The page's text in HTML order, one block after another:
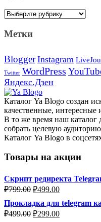
Рубрики
Метки
Blogger Instagram
Twitter WordPress
Яндекс.Дзен
Каталог Ya Blogo создан
качественные, интересные
В то же время наш каталог
собрать целевую
Каталог Ya Blogo в
Товары на акции
Скрипт редиректа
₽799.00 Первоначальная
составляла
₽799.00.
₽499.00Текущая
₽499.00.
Прокладка для telegram
₽499.00 Первоначальная
₽299.00Текущая